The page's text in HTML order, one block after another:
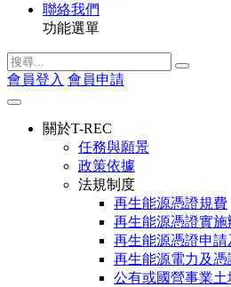
聯絡我們
功能選單
會員登入 會員申請
關於T-REC
任務與願景
政策依據
法規制度
再生能源憑證規費
再生能源憑證實施
再生能源憑證申
再生能源電力及
公有或國營事業